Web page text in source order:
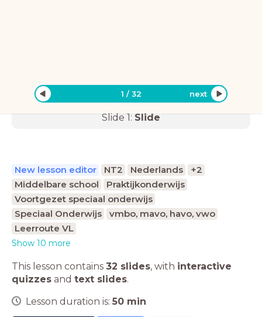
1 /32 next
Slide1:Slide
New lesson editor NT2 Nederlands
+2
Middelbare school
Praktijkonderwijs
Voortgezet speciaal onderwijs
Speciaal Onderwijs
vmbo, mavo, havo, vwo
Leerroute VL
Show 10 more
This lesson contains 32 slides, with interactive
quizzes and text slides.
Lesson duration is: 50 min